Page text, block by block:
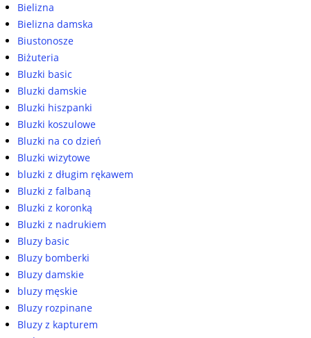
Bielizna
Bielizna damska
Biustonosze
Biżuteria
Bluzki basic
Bluzki damskie
Bluzki hiszpanki
Bluzki koszulowe
Bluzki na co dzień
Bluzki wizytowe
bluzki z długim rękawem
Bluzki z falbaną
Bluzki z koronką
Bluzki z nadrukiem
Bluzy basic
Bluzy bomberki
Bluzy damskie
bluzy męskie
Bluzy rozpinane
Bluzy z kapturem